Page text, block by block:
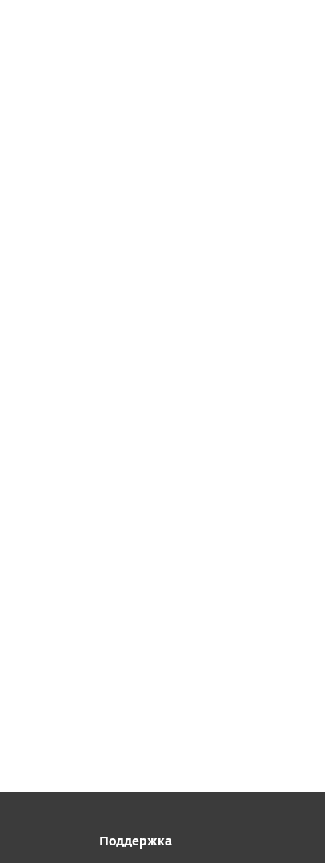
Поддержка